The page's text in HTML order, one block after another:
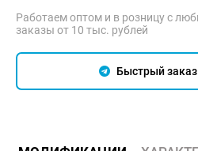
Работаем оптом и в розницу с
заказы от 10 тыс. рублей
Быстрый